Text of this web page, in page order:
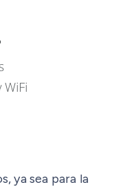
ya sea para la